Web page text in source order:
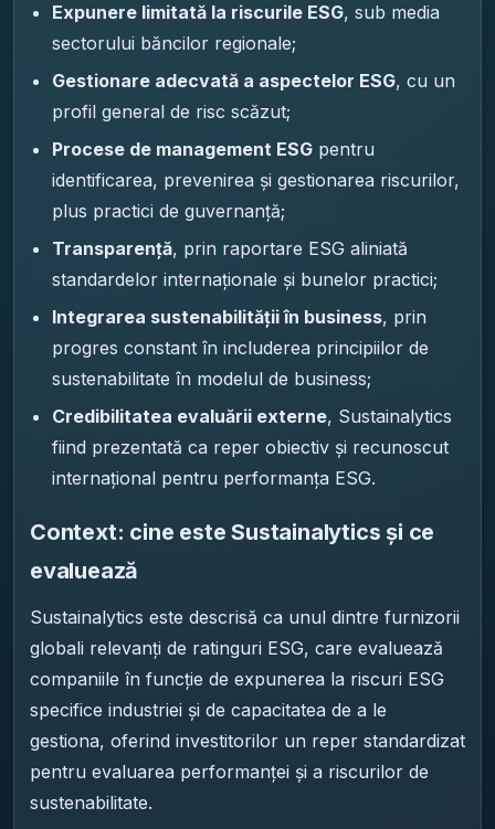
Expunere limitată la riscurile ESG, sub media
sectorului băncilor regionale;
Gestionare adecvată a aspectelor ESG, cu un
profil general de risc scăzut;
Procese de management ESG pentru
identificarea, prevenirea și gestionarea riscurilor,
plus practici de guvernanță;
Transparență, prin raportare ESG aliniată
standardelor internaționale și bunelor practici;
Integrarea sustenabilității în business, prin
progres constant în includerea principiilor de
sustenabilitate în modelul de business;
Credibilitatea evaluării externe, Sustainalytics
fiind prezentată ca reper obiectiv și recunoscut
internațional pentru performanța ESG.
Context: cine este Sustainalytics și ce
evaluează
Sustainalytics este descrisă ca unul dintre furnizorii
globali relevanți de ratinguri ESG, care evaluează
companiile în funcție de expunerea la riscuri ESG
specifice industriei și de capacitatea de a le
gestiona, oferind investitorilor un reper standardizat
pentru evaluarea performanței și a riscurilor de
sustenabilitate.